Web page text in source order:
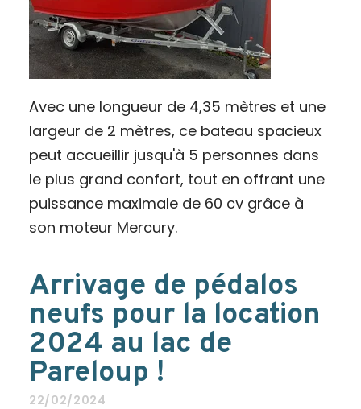
Avec une longueur de 4,35 mètres et une
largeur de 2 mètres, ce bateau spacieux
peut accueillir jusqu'à 5 personnes dans
le plus grand confort, tout en offrant une
puissance maximale de 60 cv grâce à
son moteur Mercury.
Arrivage de pédalos
neufs pour la location
2024 au lac de
Pareloup !
22/02/2024